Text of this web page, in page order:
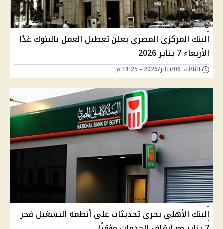
البنك المركزي المصري يعلن تعطيل العمل بالبنوك غدًا
الأربعاء 7 يناير 2026
الثلاثاء 06/يناير/2026 - 11:25 م
البنك الأهلي يجري تحديثات على أنظمة التشغيل فجر